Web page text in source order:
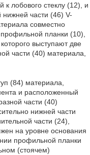
лобового стеклу (12), и
части (46) V-
совместно
планки (10),
выступают две
части (40) материала,
(84) материала,
и расположенный
части (40)
нижней части
части (24),
на уровне основания
профильной планки
(стоячем)